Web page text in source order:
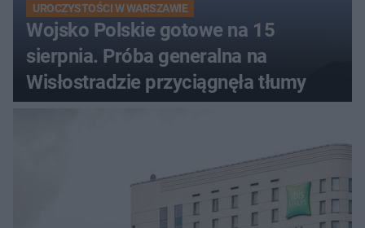
UROCZYSTOŚCI W WARSZAWIE
Wojsko Polskie gotowe na 15
sierpnia. Próba generalna na
Wisłostradzie przyciągnęła tłumy